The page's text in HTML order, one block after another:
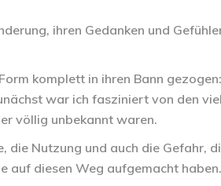
ihren Gedanken und
komplett in ihren Bann
war ich fasziniert von den
völlig unbekannt waren.
die Nutzung und auch die Gefahr,
auf diesen Weg aufgemacht haben.